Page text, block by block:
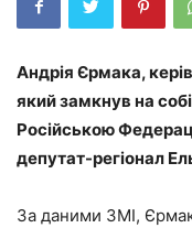
Андрія Єрмака,
який замкнув на
Російською
депутат-регіонал
За даними ЗМІ,